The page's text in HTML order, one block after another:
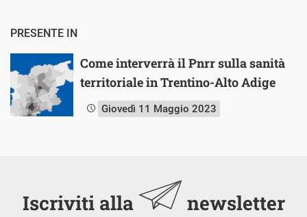
PRESENTE IN
Come interverrà il Pnrr sulla sanità
territoriale in Trentino-Alto Adige
Giovedì 11 Maggio 2023
Iscriviti alla newsletter